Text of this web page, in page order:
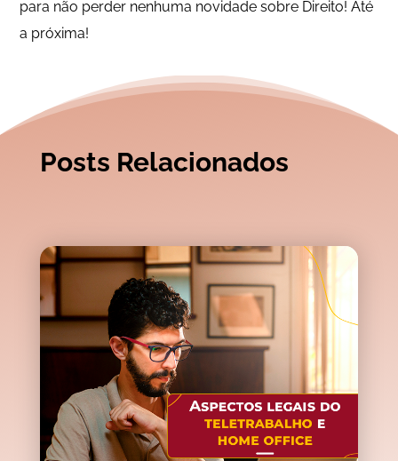
para não perder nenhuma novidade sobre Direito! Até
a próxima!
Posts Relacionados